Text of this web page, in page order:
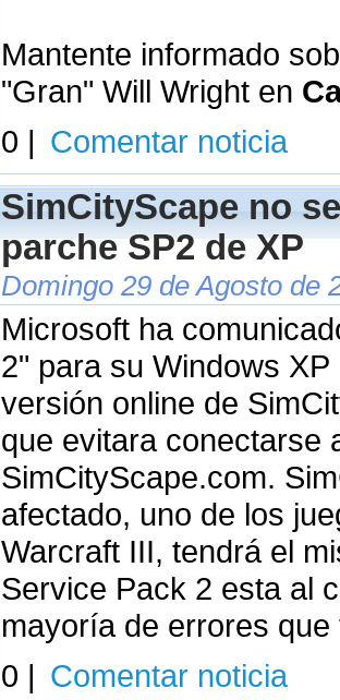
Mantente informado
"Gran" Will Wright en
0 | Comentar noticia
SimCityScape no
parche SP2 de XP
Domingo 29 de Agosto de
Microsoft ha
2" para su Windows
versión online de
que evitara conectarse
SimCityScape.com.
afectado, uno de los
Warcraft III, tendrá el
Service Pack 2 esta al
mayoría de errores que
0 | Comentar noticia